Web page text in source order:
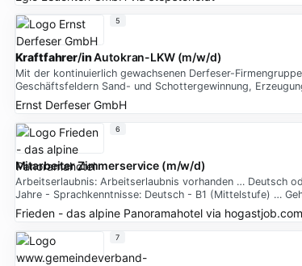
Kraftfahrer/inAutokran-LKW (m/w/d)
Mit der kontinuierlich gewachsenen Derfeser-
Geschäftsfeldern Sand- und Schottergewinnung,
Ernst Derfeser GmbH
5
Mitarbeiter Zimmerservice (m/w/d)
Arbeitserlaubnis: Arbeitserlaubnis vorhanden … Deutsch
Jahre - Sprachkenntnisse: Deutsch - B1 (Mittelstufe) …
Frieden - das alpine Panoramahotelvia hogastjob.com
6
7